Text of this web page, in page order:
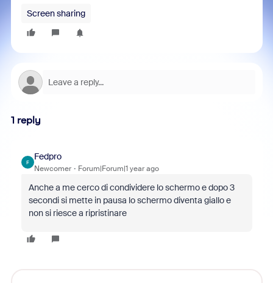
Screen sharing
1 reply
F
Fedpro
Newcomer Forum|Forum|1 year ago
Anche a me cerco di condividere lo schermo e dopo 3
secondi si mette in pausa lo schermo diventa giallo e
non si riesce a ripristinare